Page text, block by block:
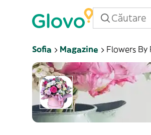
Sofia Magazine Flowers By